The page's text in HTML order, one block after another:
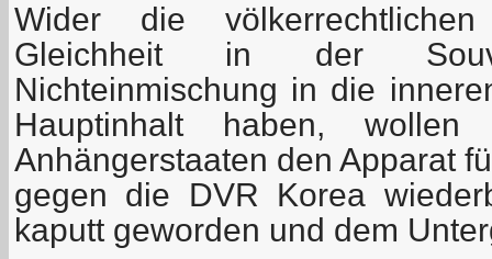
Wider die
Gleichheit in der
Nichteinmischung in die
Hauptinhalt haben,
Anhängerstaaten den Apparat
gegen die DVR Korea
kaputt geworden und dem